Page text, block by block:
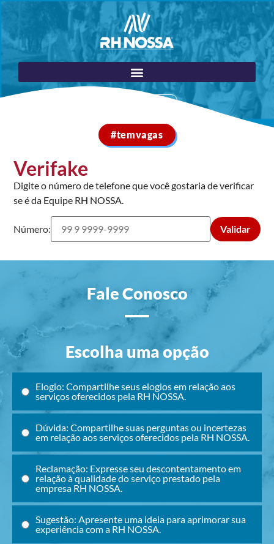
#temvagas
Verifake
Digite o número de telefone que você gostaria de verificar
se é da Equipe RH NOSSA.
Número: Validar
Fale Conosco
Escolha uma opção
Elogio: Compartilhe seus elogios em relação aos
serviços oferecidos pela RH NOSSA.
Dúvida: Compartilhe suas perguntas ou incertezas
em relação aos serviços oferecidos pela RH NOSSA.
Reclamação: Expresse seu descontentamento em
relação à qualidade do serviço prestado pela
empresa RH NOSSA.
Sugestão: Apresente uma ideia para aprimorar sua
experiência com a RH NOSSA.